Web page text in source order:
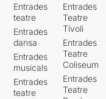
Entrades
teatre
Entrades
dansa
Entrades
musicals
Entrades
teatre
Entrades
Teatre
Tívoli
Entrades
Teatre
Coliseum
Entrades
Teatre